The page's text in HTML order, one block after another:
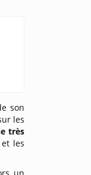
son
les
très
les